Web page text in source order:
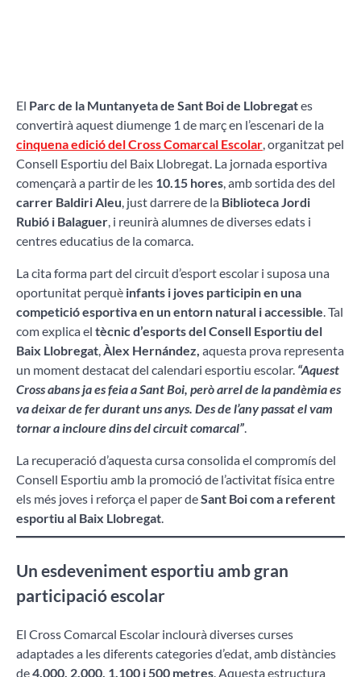
El Parc de la Muntanyeta de Sant Boi de Llobregates
convertirà aquest diumenge 1 de març en l’escenari de la
cinquena edició del Cross Comarcal Escolar, organitzat pel
Consell Esportiu del Baix Llobregat. La jornada esportiva
començarà a partir de les 10.15 hores, amb sortida des del
carrer Baldiri Aleu, just darrere de la Biblioteca Jordi
Rubió i Balaguer, i reunirà alumnes de diverses edats i
centres educatius de la comarca.
La cita forma part del circuit d’esport escolar i suposa una
oportunitat perquè infants i joves participin en una
competició esportiva en un entorn natural i accessible. Tal
com explica el tècnic d’esports del Consell Esportiu del
Baix Llobregat,Àlex Hernández, aquesta prova representa
un moment destacat del calendari esportiu escolar. “Aquest
Cross abans ja es feia a Sant Boi, però arrel de la pandèmia es
va deixar de fer durant uns anys. Des de l’any passat el vam
tornar a incloure dins del circuit comarcal”.
La recuperació d’aquesta cursa consolida el compromís del
Consell Esportiu amb la promoció de l’activitat física entre
els més joves i reforça el paper deSant Boi com a referent
esportiu al Baix Llobregat.
Un esdeveniment esportiu amb gran
participació escolar
El Cross Comarcal Escolar inclourà diverses curses
adaptades a les diferents categories d’edat, amb distàncies
de4.000, 2.000, 1.100 i 500 metres. Aquesta estructura